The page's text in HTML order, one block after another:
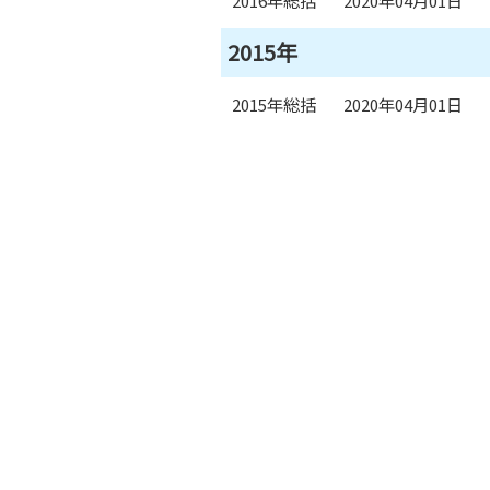
2015年
2015年総括 2020年04月01日